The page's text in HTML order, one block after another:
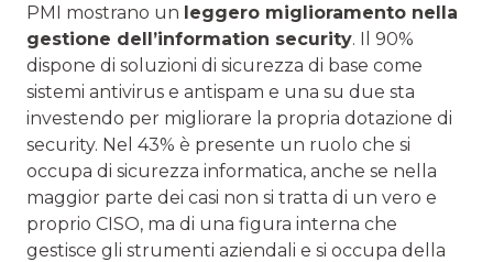
PMI mostrano un leggero miglioramento nella
gestione dell’information security. Il 90%
dispone di soluzioni di sicurezza di base come
sistemi antivirus e antispam e una su due sta
investendo per migliorare la propria dotazione di
security. Nel 43% è presente un ruolo che si
occupa di sicurezza informatica, anche se nella
maggior parte dei casi non si tratta di un vero e
proprio CISO, ma di una figura interna che
gestisce gli strumenti aziendali e si occupa della